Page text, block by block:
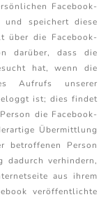
Facebook-
und speichert diese
über die Facebook-
darüber, dass die
hat, wenn die
Aufrufs unserer
ist; dies findet
die Facebook-
Übermittlung
betroffenen Person
verhindern,
aus ihrem
veröffentlichte